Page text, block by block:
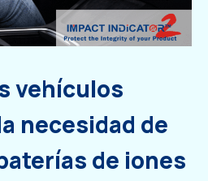
vehículos
necesidad de
de iones